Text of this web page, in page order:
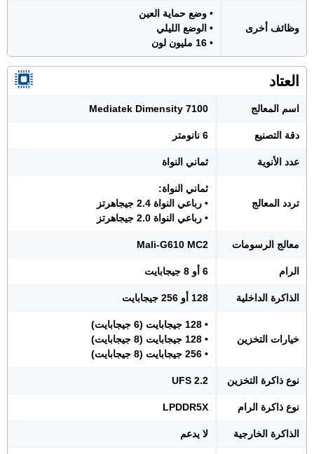
وظائف أخرى
• وضع حماية العين
• الوضع الليلي
• 16 مليون لون
العتاد
اسم المعالج Mediatek Dimensity 7100
دقة التصنيع 6 نانومتر
عدد الأنوية ثماني النواة
تردد المعالج
ثماني النواة:
• رباعي النواة 2.4 جيجاهرتز
• رباعي النواة 2.0 جيجاهرتز
معالج الرسومات Mali-G610 MC2
الرام 6 أو 8 جيجابايت
الذاكرة الداخلية 128 أو 256 جيجابايت
خيارات التخزين
• 128 جيجابايت (6 جيجابايت)
• 128 جيجابايت (8 جيجابايت)
• 256 جيجابايت (8 جيجابايت)
نوع ذاكرة التخزين UFS 2.2
نوع ذاكرة الرام LPDDR5X
الذاكرة الخارجية لا يدعم